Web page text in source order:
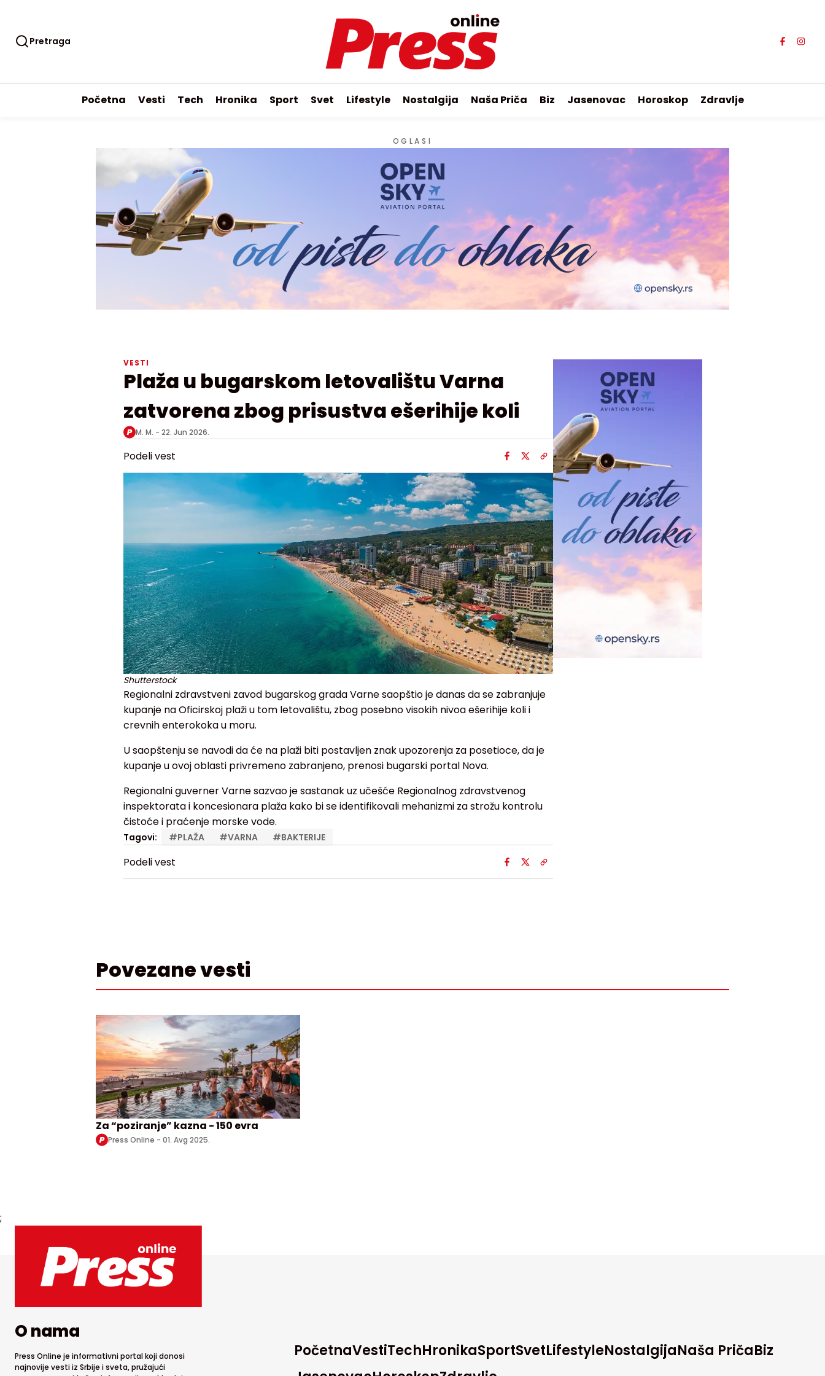
Pretraga
Početna Vesti Tech Hronika Sport Svet Lifestyle Nostalgija Naša Priča Biz Jasenovac Horoskop Zdravlje
OGLASI
VESTI
Plaža u bugarskom letovalištu Varna
zatvorena zbog prisustva ešerihije koli
M. M. - 22. Jun 2026.
Podeli vest
Shutterstock
Regionalni zdravstveni zavod bugarskog grada Varne saopštio je danas da se zabranjuje
kupanje na Oficirskoj plaži u tom letovalištu, zbog posebno visokih nivoa ešerihije koli i
crevnih enterokoka u moru.
U saopštenju se navodi da će na plaži biti postavljen znak upozorenja za posetioce, da je
kupanje u ovoj oblasti privremeno zabranjeno, prenosi bugarski portal Nova.
Regionalni guverner Varne sazvao je sastanak uz učešće Regionalnog zdravstvenog
inspektorata i koncesionara plaža kako bi se identifikovali mehanizmi za strožu kontrolu
čistoće i praćenje morske vode.
Tagovi: #PLAŽA #VARNA #BAKTERIJE
Podeli vest
Povezane vesti
Za “poziranje” kazna - 150 evra
Press Online - 01. Avg 2025.
;
O nama
Press Online je informativni portal koji donosi
najnovije vesti iz Srbije i sveta, pružajući
PočetnaVestiTechHronikaSportSvetLifestyleNostalgijaNaša PričaBiz